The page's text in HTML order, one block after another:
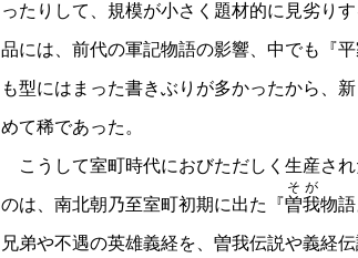
ったりして、規模が小さく題材的に見劣り
品には、前代の軍記物語の影響、中でも『
も型にはまった書きぶりが多かったから、
めて稀であった。
こうして室町時代におびただしく生産さ
のは、南北朝乃至室町初期に出た『曽我
そが
物
兄弟や不遇の英雄義経を、曽我伝説や義経